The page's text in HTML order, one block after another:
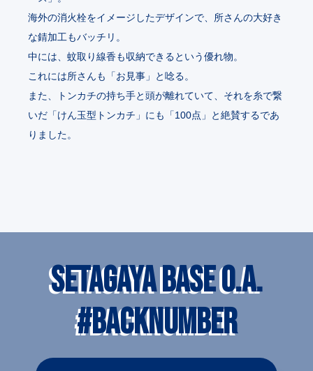
海外の消火栓をイメージしたデザインで、所さんの大好き
な錆加工もバッチリ。
中には、蚊取り線香も収納できるという優れ物。
これには所さんも「お見事」と唸る。
また、トンカチの持ち手と頭が離れていて、それを糸で繋
いだ「けん玉型トンカチ」にも「100点」と絶賛するであ
りました。
SETAGAYA BASE O.A.
#BACKNUMBER